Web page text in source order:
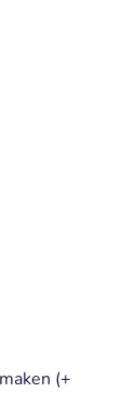
(+